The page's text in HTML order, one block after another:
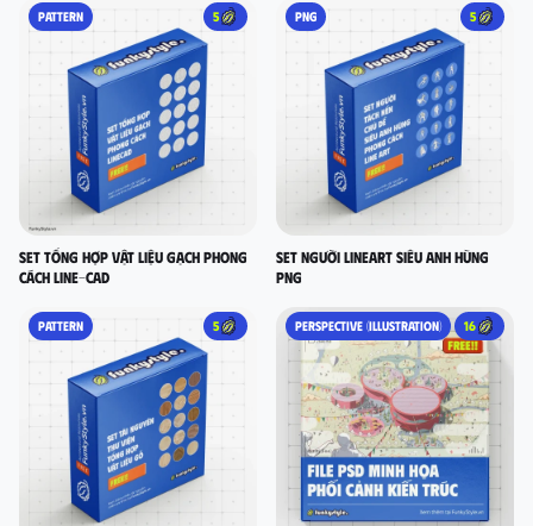
PATTERN 5
set tổng hợp vật liệu gạch phong
cách LINE-CAD
PNG 5
Set người lineart siêu anh hùng
PNG
PATTERN 5 PERSPECTIVE (ILLUSTRATION) 16